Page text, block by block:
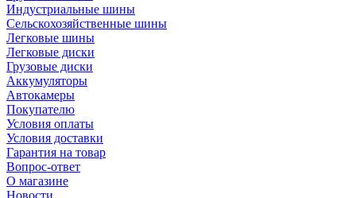
Индустриальные шины
Сельскохозяйственные шины
Легковые шины
Легковые диски
Грузовые диски
Аккумуляторы
Автокамеры
Покупателю
Условия оплаты
Условия доставки
Гарантия на товар
Вопрос-ответ
О магазине
Новости